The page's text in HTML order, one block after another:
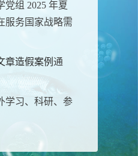
组 2025 年夏
服务国家战略需
章造假案例 通
学习、科研、参